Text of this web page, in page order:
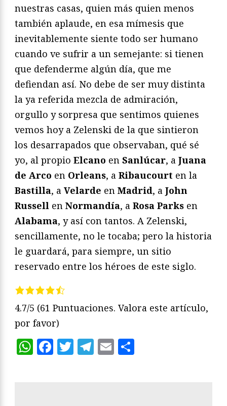
nuestras casas, quien más quien menos
también aplaude, en esa mímesis que
inevitablemente siente todo ser humano
cuando ve sufrir a un semejante: si tienen
que defenderme algún día, que me
defiendan así. No debe de ser muy distinta
la ya referida mezcla de admiración,
orgullo y sorpresa que sentimos quienes
vemos hoy a Zelenski de la que sintieron
los desarrapados que observaban, qué sé
yo, al propio Elcano en Sanlúcar, a Juana
de Arco en Orleans, a Ribaucourt en la
Bastilla, a Velarde en Madrid, a John
Russell en Normandía, a Rosa Parks en
Alabama, y así con tantos. A Zelenski,
sencillamente, no le tocaba; pero la historia
le guardará, para siempre, un sitio
reservado entre los héroes de este siglo.
4.7/5 (61 Puntuaciones. Valora este artículo,
por favor)
WhatsApp
Facebook
Twitter
Telegram
Email